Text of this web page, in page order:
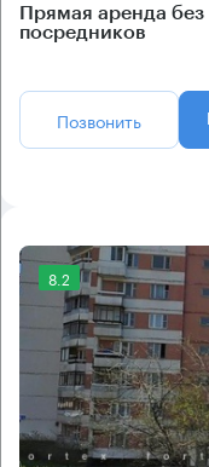
Прямая аренда без
посредников
Позвонить
8.2